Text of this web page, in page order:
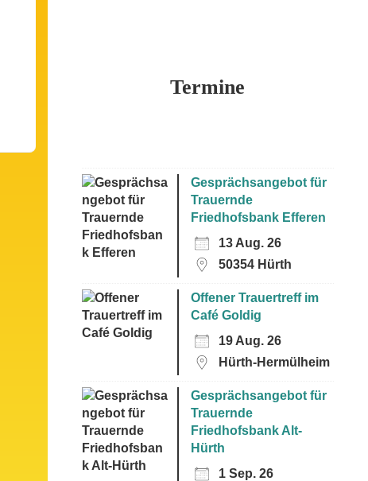
Termine
Gesprächsangebot für
Trauernde
Friedhofsbank Efferen
13 Aug. 26
50354 Hürth
Offener Trauertreff im
Café Goldig
19 Aug. 26
Hürth-Hermülheim
Gesprächsangebot für
Trauernde
Friedhofsbank Alt-
Hürth
1 Sep. 26